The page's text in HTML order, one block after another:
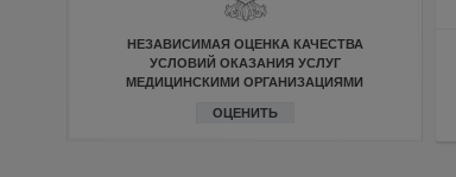
НЕЗАВИСИМАЯ ОЦЕНКА КАЧЕСТВА
УСЛОВИЙ ОКАЗАНИЯ УСЛУГ
МЕДИЦИНСКИМИ ОРГАНИЗАЦИЯМИ
ОЦЕНИТЬ